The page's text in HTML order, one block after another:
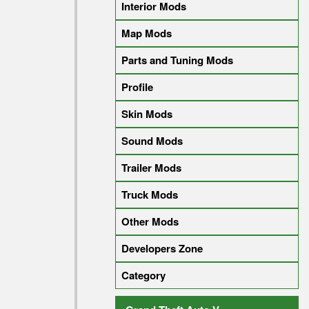
Interior Mods
Map Mods
Parts and Tuning Mods
Profile
Skin Mods
Sound Mods
Trailer Mods
Truck Mods
Other Mods
Developers Zone
Category